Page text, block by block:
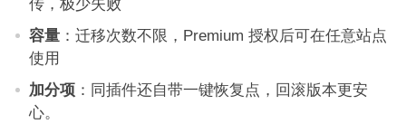
传，极少失败
容量：迁移次数不限，Premium 授权后可在任意站点
使用
加分项：同插件还自带一键恢复点，回滚版本更安
心。